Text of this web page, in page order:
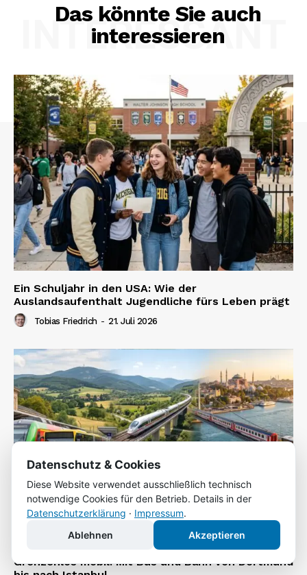
Das könnte Sie auch
interessieren
INTERESSANT
Ein Schuljahr in den USA: Wie der
Auslandsaufenthalt Jugendliche fürs Leben prägt
Tobias Friedrich - 21. Juli 2026
Grenzenlos mobil: Mit Bus und Bahn von Dortmund
Datenschutz & Cookies
Diese Website verwendet ausschließlich technisch
notwendige Cookies für den Betrieb. Details in der
Datenschutzerklärung · Impressum.
Ablehnen
Akzeptieren